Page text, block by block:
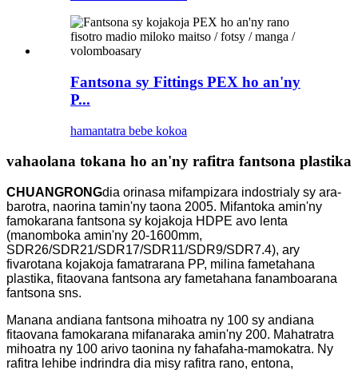
Fantsona sy Fittings PEX ho an'ny
P...
hamantatra bebe kokoa
vahaolana tokana ho an'ny rafitra fantsona plastika
CHUANGRONGdia orinasa mifampizara indostrialy sy ara-
barotra, naorina tamin'ny taona 2005. Mifantoka amin'ny
famokarana fantsona sy kojakoja HDPE avo lenta
(manomboka amin'ny 20-1600mm,
SDR26/SDR21/SDR17/SDR11/SDR9/SDR7.4), ary
fivarotana kojakoja famatrarana PP, milina fametahana
plastika, fitaovana fantsona ary fametahana fanamboarana
fantsona sns.
Manana andiana fantsona mihoatra ny 100 sy andiana
fitaovana famokarana mifanaraka amin'ny 200. Mahatratra
mihoatra ny 100 arivo taonina ny fahafaha-mamokatra. Ny
rafitra lehibe indrindra dia misy rafitra rano, entona,